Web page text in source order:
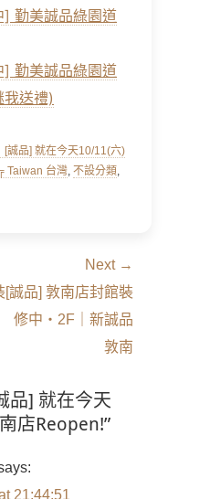
] 勤美誠品綠園道
] 勤美誠品綠園道
送禮)
[誠品] 就在今天10/11(六)
台灣, 不設分類,
Next →
Next
post:
[誠品] 敦南店封館裝
修中‧2F｜新誠品
敦南
品] 就在今天
店Reopen!”
21:44:51